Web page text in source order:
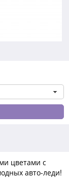
цветами с
авто-леди!